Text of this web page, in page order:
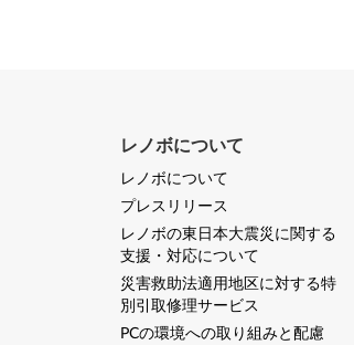
レノボについて
レノボについて
プレスリリース
レノボの東日本大震災に関する
支援・対応について
災害救助法適用地区に対する特
別引取修理サービス
PCの環境への取り組みと配慮